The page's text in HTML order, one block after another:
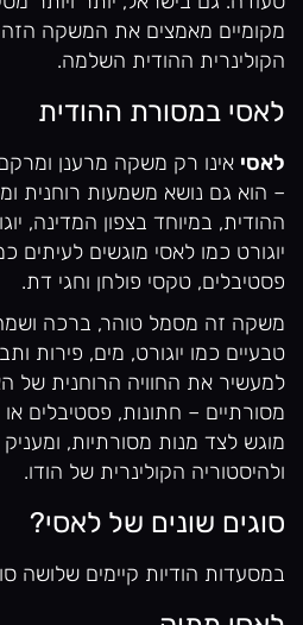
מקומיים מאמצים את המשקה הזה
הקולינרית ההודית השלמה.
לאסי במסורת ההודית
לאסי אינו רק משקה מרענן
– הוא גם נושא משמעות רוחנית
ההודית, במיוחד בצפון המדינה,
יוגורט כמו לאסי מוגשים לעיתים
פסטיבלים, טקסי פולחן וחגי דת.
משקה זה מסמל טוהר, ברכה
טבעיים כמו יוגורט, מים, פירות
למעשיר את החוויה הרוחנית של
מסורתיים – חתונות, פסטיבלים
מוגש לצד מנות מסורתיות,
ולהיסטוריה הקולינרית של הודו.
סוגים שונים של לאסי?
במסעדות הודיות קיימים שלושה